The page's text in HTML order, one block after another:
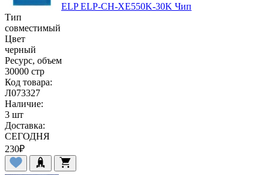
ELP ELP-CH-XE550K-30K Чип
Тип
совместимый
Цвет
черный
Ресурс, объем
30000 стр
Код товара:
Л073327
Наличие:
3 шт
Доставка:
СЕГОДНЯ
230₽